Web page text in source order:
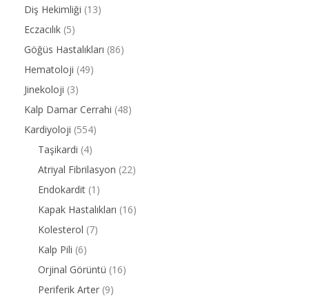
Diş Hekimliği (13)
Eczacılık (5)
Göğüs Hastalıkları (86)
Hematoloji (49)
Jinekoloji (3)
Kalp Damar Cerrahi (48)
Kardiyoloji (554)
Taşikardi (4)
Atriyal Fibrilasyon (22)
Endokardit (1)
Kapak Hastalıkları (16)
Kolesterol (7)
Kalp Pili (6)
Orjinal Görüntü (16)
Periferik Arter (9)